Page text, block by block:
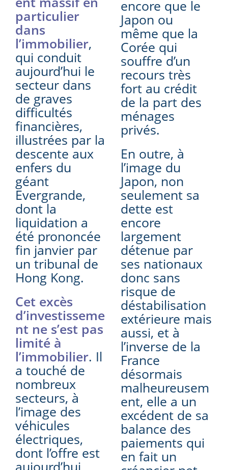
particulier
dans
l’immobilier,
qui conduit
aujourd’hui le
secteur dans
de graves
difficultés
financières,
illustrées par la
descente aux
enfers du
géant
Evergrande,
dont la
liquidation a
été prononcée
fin janvier par
un tribunal de
Hong Kong.
Cet excès
d’investisseme
nt ne s’est pas
limité à
l’immobilier. Il
a touché de
nombreux
secteurs, à
l’image des
véhicules
électriques,
dont l’offre est
aujourd’hui
encore que le
Japon ou
même que la
Corée qui
souffre d’un
recours très
fort au crédit
de la part des
ménages
privés.
En outre, à
l’image du
Japon, non
seulement sa
dette est
encore
largement
détenue par
ses nationaux
donc sans
risque de
déstabilisation
extérieure mais
aussi, et à
l’inverse de la
France
désormais
malheureusem
ent, elle a un
excédent de sa
balance des
paiements qui
en fait un